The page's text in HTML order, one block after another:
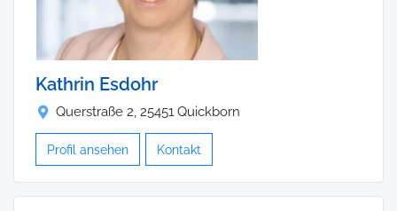
Kathrin Esdohr
Querstraße 2, 25451 Quickborn
Profil ansehen Kontakt